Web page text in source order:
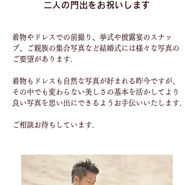
二人の門出をお祝いします
着物やドレスでの前撮り、挙式や披露宴のスナッ
プ、ご親族の集合写真など結婚式には様々な写真の
ご要望があります.
着物もドレスも自然な写真が好まれる昨今ですが、
その中でも変わらない美しさの基本を活かしてより
良い写真を思い出にできるようお手伝いいたします.
ご相談お待ちしています.